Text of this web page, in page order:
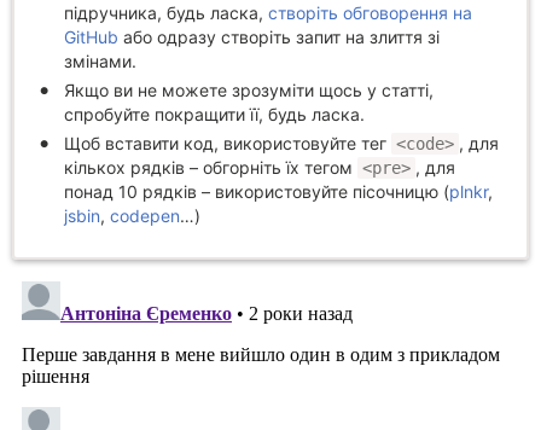
підручника, будь ласка, створіть обговорення на
GitHub або одразу створіть запит на злиття зі
змінами.
Якщо ви не можете зрозуміти щось у статті,
спробуйте покращити її, будь ласка.
Щоб вставити код, використовуйте тег <code> , для
кількох рядків – обгорніть їх тегом <pre> , для
понад 10 рядків – використовуйте пісочницю (plnkr,
jsbin, codepen…)